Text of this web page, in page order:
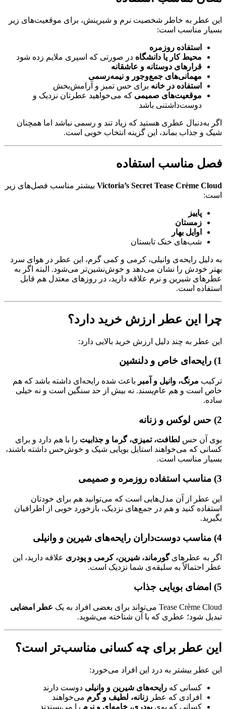
این عطر به خاطر شخصیت نرم و شیرینش، برای موقعیت‌های زیر
بسیار مناسب است:
استفاده روزمره
محیط کار یا دانشگاه در صورتی که اسپری ملایم زده شود
قرارهای دوستانه و عاشقانه
مهمانی‌های جمع‌وجور و نیمه‌رسمی
استفاده در خانه برای حس تمیز و آرامش‌بخش
موقعیت‌های صمیمی که می‌خواهید عطرتان نزدیک و
دوست‌داشتنی باشد
اگر به‌دنبال عطری هستید که زیاد تند و رسمی نباشد اما همچنان
شیک و جذاب بماند، این گزینه انتخاب خوبی است.
فصل مناسب استفاده
Victoria’s Secret Tease Crème Cloud بیشتر مناسب فصل‌های زیر
است:
پاییز
زمستان
اوایل بهار
شب‌های خنک تابستان
به دلیل رایحه‌ی وانیلی، کرمی و کمی گرم، این عطر در هوای سرد
بهتر خودش را نشان می‌دهد و خوش‌نشین‌تر می‌شود. البته اگر به
عطرهای شیرین و نرم علاقه دارید، در روزهای معتدل هم قابل
استفاده است.
چرا این عطر ارزش خرید دارد؟
این عطر به چند دلیل ارزش خرید بالایی دارد:
1) رایحه‌ای خاص و دلنشین
ترکیب مرنگ، وانیل و آمبر باعث شده رایحه‌ای داشته باشد که هم
خاص است و هم عام‌پسند. نه بیش از حد سنگین است و نه خیلی
ساده.
2) حس لوکس و زنانه
بوی آن حس لطافت، تمیزی، گرما و جذابیت را با هم دارد و برای
کسانی که می‌خواهند استایل بویایی شیک و خوش‌حس داشته باشند،
بسیار مناسب است.
3) مناسب استفاده روزمره و صمیمی
این عطر از آن مدل‌هایی است که می‌توانید هم برای خودتان
استفاده کنید و هم در جمع‌های نزدیک، بازخورد خوبی از اطرافیان
بگیرید.
4) مناسب دوست‌داران رایحه‌های شیرین و وانیلی
اگر به عطرهایگورماند، شیرین، کرمی و پودری علاقه دارید، این
عطر احتمالاً به سلیقه‌ی شما نزدیک است.
5) امضای بویایی جذاب
Tease Crème Cloud می‌تواند برای بعضی افراد به یک
عطر امضایی
تبدیل شود؛ عطری که با آن شناخته می‌شوید.
این عطر برای چه کسانی مناسب‌تر است؟
این عطر بیشتر به درد این افراد می‌خورد:
کسانی که رایحه‌های شیرین و وانیلی دوست دارند
افرادی که عطر زنانه، لطیف و گرم می‌خواهند
کسانی که بوی پودری، خامه‌ای و نرم را می‌پسندند